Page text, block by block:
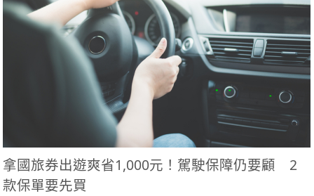
拿國旅券出遊爽省1,000元！駕駛保障仍要顧 2
款保單要先買